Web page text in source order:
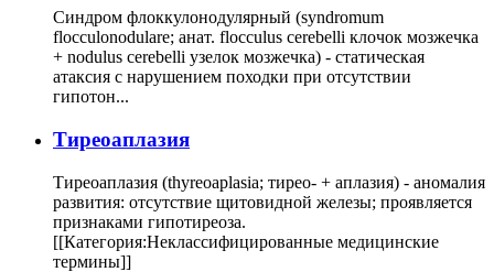
Синдром флоккулонодулярный (syndromum
flocculonodulare; анат. flocculus cerebelli клочок мозжечка
+ nodulus cerebelli узелок мозжечка) - статическая
атаксия с нарушением походки при отсутствии
гипотон...
Тиреоаплазия
Тиреоаплазия (thyreoaplasia; тирео- + аплазия) - аномалия
развития: отсутствие щитовидной железы; проявляется
признаками гипотиреоза.
[[Категория:Неклассифицированные медицинские
термины]]